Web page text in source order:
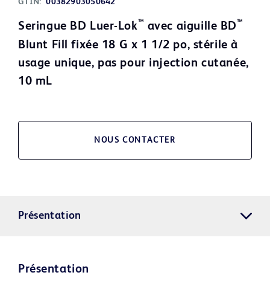
GTIN: 00382903050642
Seringue BD Luer-Lok™ avec aiguille BD™
Blunt Fill fixée 18 G x 1 1/2 po, stérile à
usage unique, pas pour injection cutanée,
10 mL
NOUS CONTACTER
Présentation
Présentation